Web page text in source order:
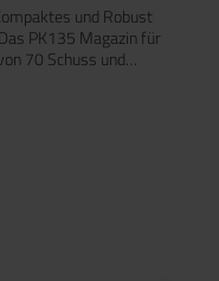
und Robust
PK135 Magazin für
70 Schuss und